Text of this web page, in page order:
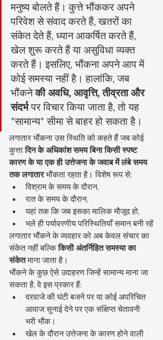
मनुष्य बोलते हैं। कुत्ते भौंककर अपने
परिवेश से संवाद करते हैं, खतरों का
संकेत देते हैं, ध्यान आकर्षित करते हैं,
खेल शुरू करते हैं या असुविधा व्यक्त
करते हैं। इसलिए, भौंकना अपने आप में
कोई समस्या नहीं है। हालांकि, जब
भौंकने की अवधि, आवृत्ति, तीव्रता और
संदर्भ पर विचार किया जाता है, तो यह
"सामान्य" सीमा से बाहर हो सकता है।
लगातार भौंकना उस स्थिति को कहते हैं जब कोई
कुत्ता दिन के अधिकांश समय बिना किसी स्पष्ट
कारण के या एक ही उत्तेजना के जवाब में लंबे समय
तक लगातार भौंकता रहता है। विशेष रूप से:
विश्राम के समय के दौरान,
रात के समय के दौरान,
यहां तक कि जब इसका मालिक मौजूद हो,
भले ही पर्यावरणीय परिस्थितियाँ समान बनी रहें
लगातार भौंकने के व्यवहार को अब केवल संचार का
संकेत नहीं बल्कि किसी अंतर्निहित समस्या का
संकेत माना जाता है।
भौंकने के कुछ ऐसे उदाहरण जिन्हें सामान्य माना जा
सकता है, वे इस प्रकार हैं:
दरवाजे की घंटी बजने पर या कोई अपरिचित
आवाज सुनाई देने पर एक संक्षिप्त चेतावनी
भरी भौंक।
खेल के दौरान उत्तेजना के कारण होने वाली